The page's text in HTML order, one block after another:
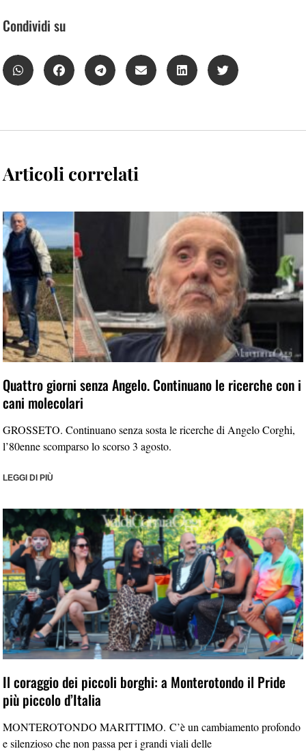
Condividi su
Articoli correlati
Quattro giorni senza Angelo. Continuano le ricerche con i
cani molecolari
GROSSETO. Continuano senza sosta le ricerche di Angelo Corghi,
l’80enne scomparso lo scorso 3 agosto.
LEGGI DI PIÙ
Il coraggio dei piccoli borghi: a Monterotondo il Pride
più piccolo d’Italia
MONTEROTONDO MARITTIMO. C’è un cambiamento profondo
e silenzioso che non passa per i grandi viali delle